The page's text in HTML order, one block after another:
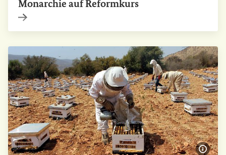
Monarchie auf Reformkurs